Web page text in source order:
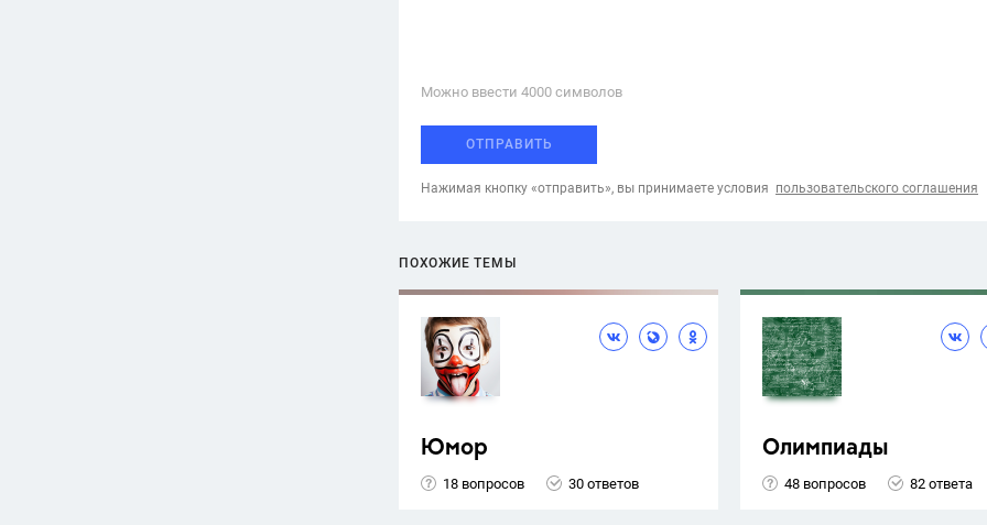
Можно ввести 4000 cимволов
ОТПРАВИТЬ
Нажимая кнопку «отправить», вы принимаете условия пользовательского соглашения
ПОХОЖИЕ ТЕМЫ
Юмор
18 вопросов 30 ответов
Олимпиады
48 вопросов 82 ответа